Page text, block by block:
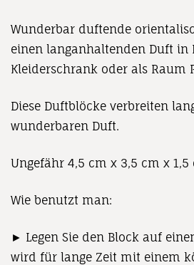
Wunderbar duftende
einen langanhaltenden Duft in
Kleiderschrank oder als Raum
Diese Duftblöcke verbreiten
wunderbaren Duft.
Ungefähr 4,5 cm x 3,5 cm x 1,5
Wie benutzt man:
► Legen Sie den Block auf
wird für lange Zeit mit einem